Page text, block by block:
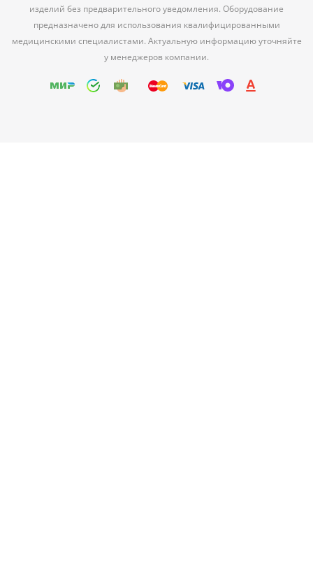
изделий без предварительного уведомления. Оборудование
предназначено для использования квалифицированными
медицинскими специалистами. Актуальную информацию уточняйте
у менеджеров компании.